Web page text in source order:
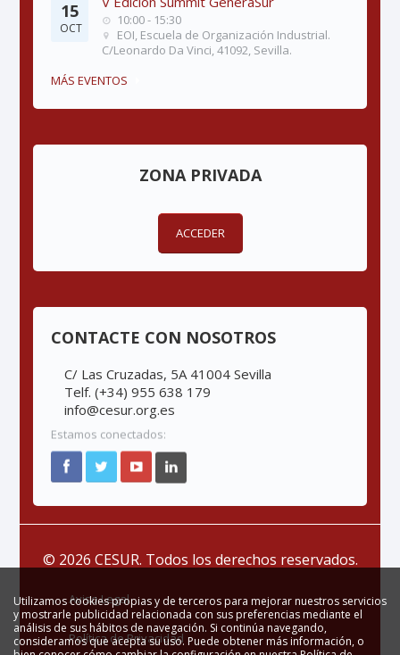
15
OCT
10:00 - 15:30
EOI, Escuela de Organización Industrial.
C/Leonardo Da Vinci, 41092, Sevilla.
MÁS EVENTOS
ZONA PRIVADA
ACCEDER
CONTACTE CON NOSOTROS
C/ Las Cruzadas, 5A 41004 Sevilla
Telf. (+34) 955 638 179
info@cesur.org.es
Estamos conectados:
© 2026 CESUR. Todos los derechos reservados.
Aviso Legal
Política de Privacidad
Utilizamos cookies propias y de terceros para mejorar nuestros servicios
y mostrarle publicidad relacionada con sus preferencias mediante el
análisis de sus hábitos de navegación. Si continúa navegando,
consideramos que acepta su uso. Puede obtener más información, o